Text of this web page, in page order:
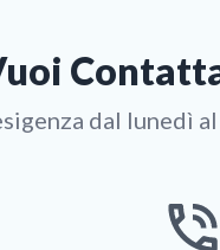
dal lunedì